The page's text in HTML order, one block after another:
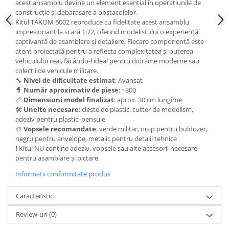
Vallejo Auxiliaries
Vallejo Acrylic Textures
Vopsea la sticluta
Vallejo Liquid Gold
Vallejo Surface Primer
Vallejo Weathering Effects
Vallejo Model Wash
Vallejo Metal Color
AK Interactive
Vopsea Chrome
Creioane Weathering
Auxiliare
Real Colors Markers
Auxiliare & Diluanti
Primer (grund)
Playmarkers
acest ansamblu devine un element esențial în operațiunile de
construcție și debarasare a obstacolelor.
Kitul TAKOM 5002 reproduce cu fidelitate acest ansamblu
impresionant la scară 1:72, oferind modelistului o experiență
captivantă de asamblare și detaliere. Fiecare componentă este
atent proiectată pentru a reflecta complexitatea și puterea
vehiculului real, făcându-l ideal pentru diorame moderne sau
colecții de vehicule militare.
🔧 Nivel de dificultate estimat: Avansat
🧙 Număr aproximativ de piese: ~300
📏 Dimensiuni model finalizat: aprox. 30 cm lungime
🛠️ Unelte necesare: clește de plastic, cutter de modelism,
adeziv pentru plastic, pensule
🎨 Vopsele recomandate: verde militar, nisip pentru buldozer,
negru pentru anvelope, metalic pentru detalii tehnice
❗ Kitul NU conține adeziv, vopsele sau alte accesorii necesare
pentru asamblare și pictare.
Informatii conformitate produs
Caracteristici
Review-uri(0)